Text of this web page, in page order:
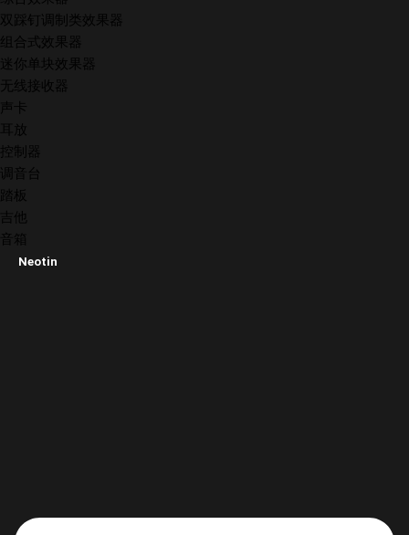
双踩钉调制类效果器
组合式效果器
迷你单块效果器
无线接收器
声卡
耳放
控制器
调音台
踏板
吉他
音箱
Neotin